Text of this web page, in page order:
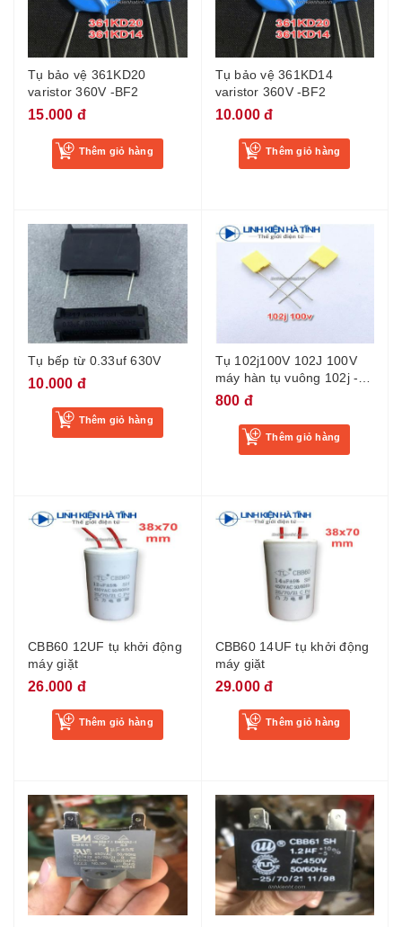
Tụ bảo vệ 361KD20
varistor 360V -BF2
15.000 đ
Thêm giỏ hàng
Tụ bảo vệ 361KD14
varistor 360V -BF2
10.000 đ
Thêm giỏ hàng
Tụ bếp từ 0.33uf 630V
10.000 đ
Thêm giỏ hàng
Tụ 102j100V 102J 100V
máy hàn tụ vuông 102j -
BE3
800 đ
Thêm giỏ hàng
CBB60 12UF tụ khởi động
máy giặt
26.000 đ
Thêm giỏ hàng
CBB60 14UF tụ khởi động
máy giặt
29.000 đ
Thêm giỏ hàng